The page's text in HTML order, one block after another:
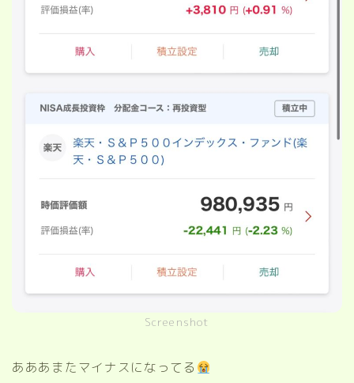
Screenshot
あああまたマイナスになってる